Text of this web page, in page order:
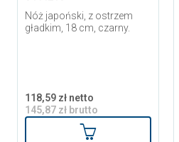
Nóż japoński, z ostrzem
gładkim, 18 cm, czarny.
118,59 zł netto
145,87 zł brutto
Dodaj do koszyka